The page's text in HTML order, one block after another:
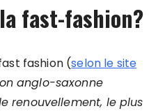
fast-fashion?
fashion (selon le site
anglo-saxonne
renouvellement, le plus